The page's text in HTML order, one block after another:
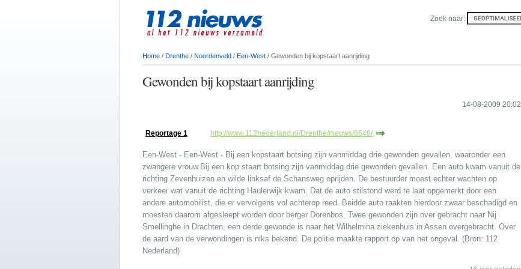
Zoek naar:
Home / Drenthe / Noordenveld / Een-West / Gewonden bij kopstaart aanrijding
Gewonden bij kopstaart aanrijding
14-08-2009 20:02
Reportage 1 http://www.112nederland.nl/Drenthe/nieuws/6648/
Een-West - Een-West - Bij een kopstaart botsing zijn vanmiddag drie gewonden gevallen, waaronder een
zwangere vrouw.Bij een kop staart botsing zijn vanmiddag drie gewonden gevallen. Een auto kwam vanuit de
richting Zevenhuizen en wilde linksaf de Schansweg oprijden. De bestuurder moest echter wachten op
verkeer wat vanuit de richting Haulerwijk kwam. Dat de auto stilstond werd te laat opgemerkt door een
andere automobilist, die er vervolgens vol achterop reed. Beidde auto raakten hierdoor zwaar beschadigd en
moesten daarom afgesleept worden door berger Dorenbos. Twee gewonden zijn over gebracht naar Nij
Smellinghe in Drachten, een derde gewonde is naar het Wilhelmina ziekenhuis in Assen overgebracht. Over
de aard van de verwondingen is niks bekend. De politie maakte rapport op van het ongeval. (Bron: 112
Nederland)